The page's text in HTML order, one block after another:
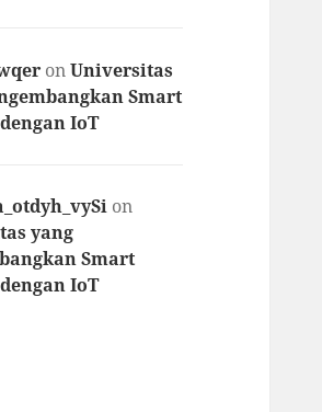
onUniversitas
Smart
IoT
on
yang
Smart
IoT